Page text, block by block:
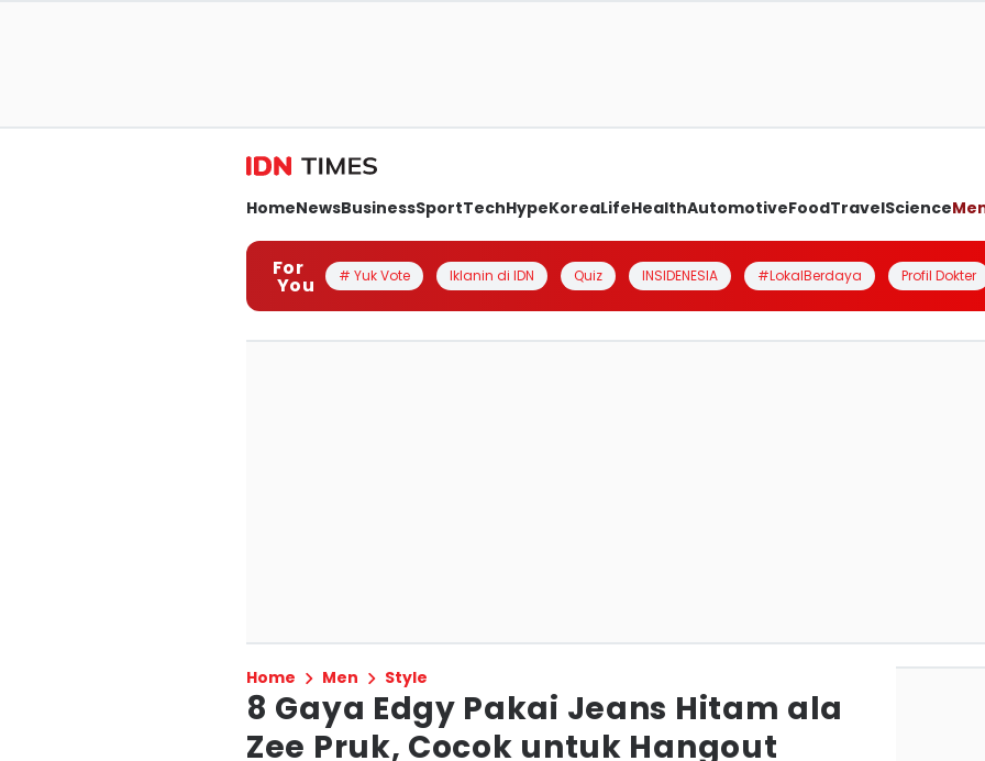
HomeNewsBusinessSportTechHypeKoreaLifeHealthAutomotiveFoodTravelScience
For
You # Yuk Vote Iklanin di IDN Quiz INSIDENESIA #LokalBerdaya Profil Dokter
Home Men Style
8 Gaya Edgy Pakai Jeans Hitam ala
Zee Pruk, Cocok untuk Hangout